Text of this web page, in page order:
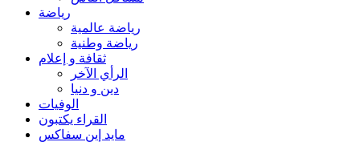
رياضة
رياضة عالمية
رياضة وطنية
ثقافة و إعلام
الرأي الآخر
دين و دنيا
الوفيات
القراء يكتبون
مايد إين سفاكس